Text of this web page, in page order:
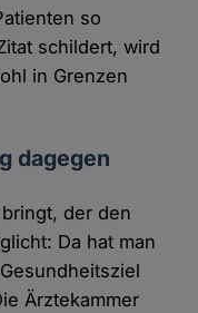
so
schildert, wird
in Grenzen
dagegen
der den
Da hat man
Ärztekammer